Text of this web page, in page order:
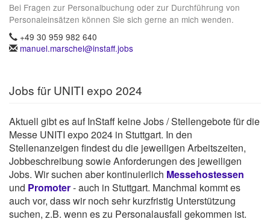
Bei Fragen zur Personalbuchung oder zur Durchführung von
Personaleinsätzen können Sie sich gerne an mich wenden.
+49 30 959 982 640
manuel.marschel@instaff.jobs
Jobs für UNITI expo 2024
Aktuell gibt es auf InStaff keine Jobs / Stellengebote für die
Messe UNITI expo 2024 in Stuttgart. In den
Stellenanzeigen findest du die jeweiligen Arbeitszeiten,
Jobbeschreibung sowie Anforderungen des jeweiligen
Jobs. Wir suchen aber kontinuierlich Messehostessen
und Promoter- auch in Stuttgart. Manchmal kommt es
auch vor, dass wir noch sehr kurzfristig Unterstützung
suchen, z.B. wenn es zu Personalausfall gekommen ist.